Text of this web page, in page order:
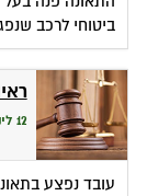
ביטוחי לרכב
12 לינואר 1999
עובד נפצע